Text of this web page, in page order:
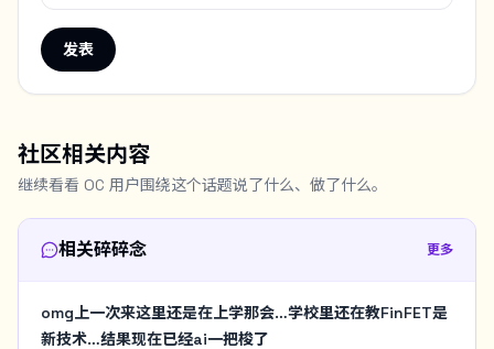
发表
社区相关内容
继续看看 OC 用户围绕这个话题说了什么、做了什么。
相关碎碎念 更多
omg上一次来这里还是在上学那会…学校里还在教FinFET是
新技术…结果现在已经ai一把梭了